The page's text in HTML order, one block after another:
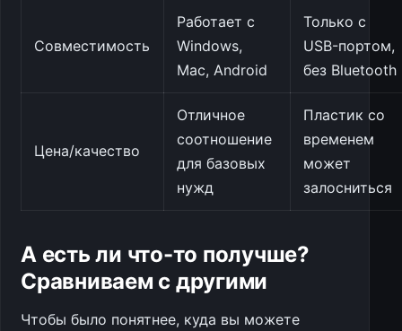
Совместимость
Работает с
Windows,
Mac, Android
Только с
USB-портом,
без Bluetooth
Цена/качество
Отличное
соотношение
для базовых
нужд
Пластик со
временем
может
залосниться
А есть ли что-то получше?
Сравниваем с другими
Чтобы было понятнее, куда вы можете